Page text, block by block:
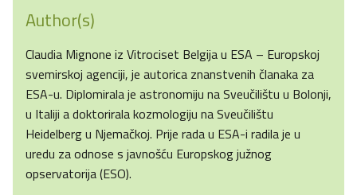
Author(s)
Claudia Mignone iz Vitrociset Belgija u ESA – Europskoj
svemirskoj agenciji, je autorica znanstvenih članaka za
ESA-u. Diplomirala je astronomiju na Sveučilištu u Bolonji,
u Italiji a doktorirala kozmologiju na Sveučilištu
Heidelberg u Njemačkoj. Prije rada u ESA-i radila je u
uredu za odnose s javnošću Europskog južnog
opservatorija (ESO).